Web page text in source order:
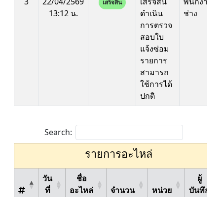
13:12 น.
เสร็จสิ้น
ดำเนิน
การตรวจ
สอบใบ
แจ้งซ่อม
รายการ
สามารถ
ใช้การได้
ปกติ
ช่าง
Search:
รายการอะไหล่
วัน
ที่
ชื่อ
อะไหล่
จำนวน หน่วย
ผู้
บันทึก